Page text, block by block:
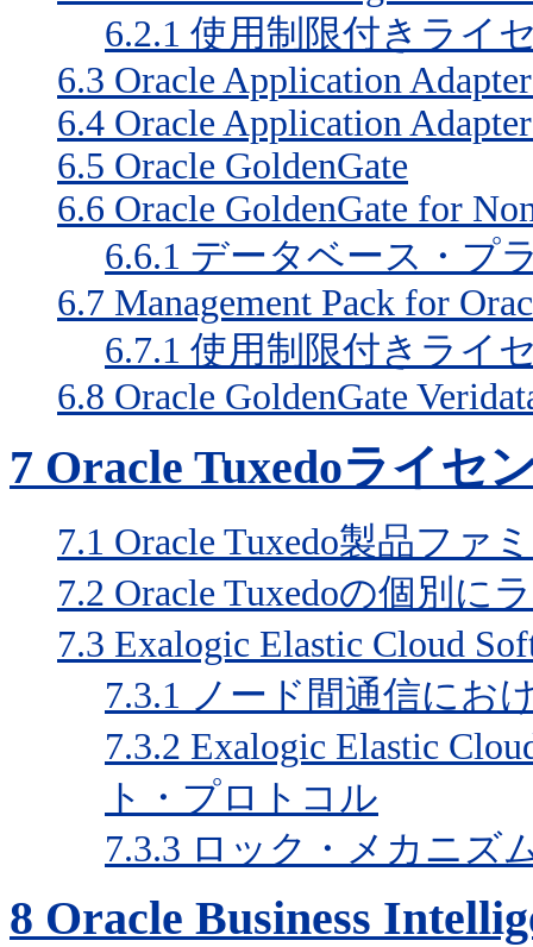
6.2.1 使用制限付きライ
6.3 Oracle Application
6.4 Oracle Application
6.5 Oracle GoldenGate
6.6 Oracle GoldenGate for
6.6.1 データベース・プ
6.7 Management Pack for
6.7.1 使用制限付きライ
6.8 Oracle GoldenGate
7 Oracle Tuxedoライセ
7.1 Oracle Tuxedo製品ファ
7.2 Oracle Tuxedoの個別に
7.3 Exalogic Elastic Cloud
7.3.1 ノード間通信にお
7.3.2 Exalogic Elastic
ト・プロトコル
7.3.3 ロック・メカニズ
8 Oracle Business